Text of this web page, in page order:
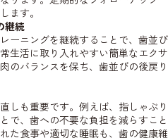
ます。
継続
ーニングを継続することで、歯並び
生活に取り入れやすい簡単なエクサ
のバランスを保ち、歯並びの後戻り
しも重要です。例えば、指しゃぶり
で、歯への不要な負担を減らすこと
た食事や適切な睡眠も、歯の健康維